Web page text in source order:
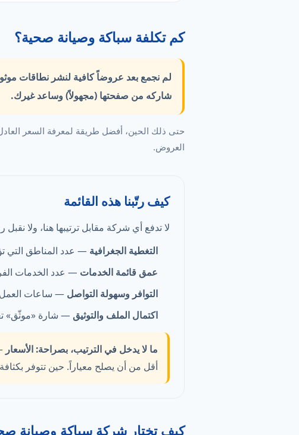
كم تكلفة سباكة وصيانة صحية؟
لم نجمع بعد عروضاً كافية لنشر نطاقات
شاركه من صفحتها (مجهولاً) وساعد غيرك.
حتى ذلك الحين، أفضل طريقة لمعرفة السعر
العروض.
كيف رتّبنا هذه القائمة
لا تدفع أي شركة مقابل ترتيبها هنا، ولا
التغطية الجغرافية — عدد المناطق التي
عمق قائمة الخدمات — عدد الخدمات
التوافر وسهولة التواصل — ساعات العمل
اكتمال الملف والتوثيق — شارة «موثّق»
ما لا يدخل في الترتيب، بصراحة: الأسعار
أقل من أن يصلح معياراً. حين تتوفر
كيف تختار شركة سباكة وصيانة